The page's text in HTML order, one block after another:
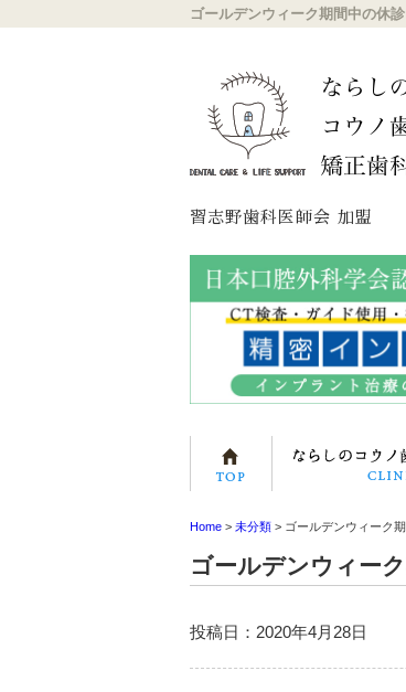
ゴールデンウィーク期間中の休
習志野歯科医師会 加盟
Home > 未分類 > ゴールデンウィーク
ゴールデンウィー
投稿日：2020年4月28日